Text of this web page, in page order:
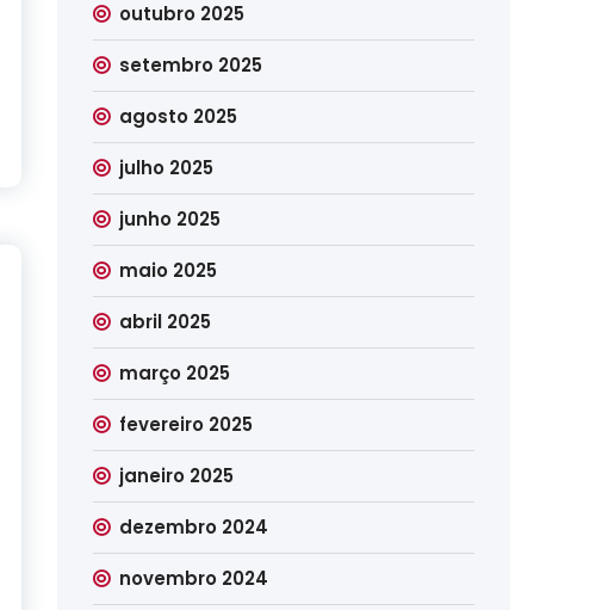
outubro 2025
setembro 2025
agosto 2025
julho 2025
junho 2025
maio 2025
abril 2025
março 2025
fevereiro 2025
janeiro 2025
dezembro 2024
novembro 2024